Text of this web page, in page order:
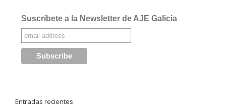
Suscríbete a la Newsletter de AJE Galicia
Entradas recientes